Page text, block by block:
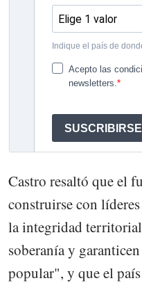
Castro resaltó que el
construirse con
la integridad
soberanía y
popular", y que el